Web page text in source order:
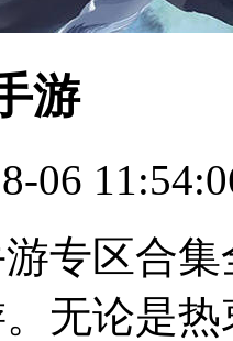
游
06
专区合
无论是